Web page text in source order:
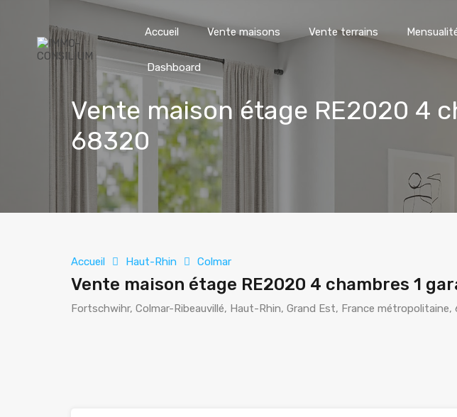
Accueil Vente maisons Vente terrains
Dashboard
Vente maison étage RE2020 4
68320
Accueil Haut-Rhin Colmar
Vente maison étage RE2020 4 chambres 1
Fortschwihr, Colmar-Ribeauvillé, Haut-Rhin, Grand Est, France métropolitaine,